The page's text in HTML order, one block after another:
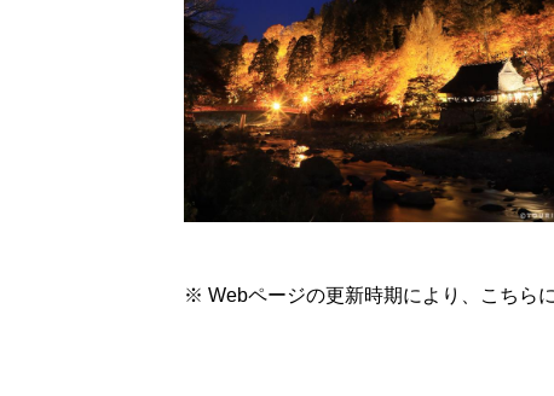
※ Webページの更新時期により、こちら